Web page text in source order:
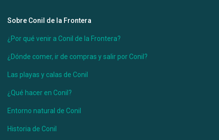
Sobre Conil de la Frontera
¿Por qué venir a Conil de la Frontera?
¿Dónde comer, ir de compras y salir por Conil?
Las playas y calas de Conil
¿Qué hacer en Conil?
Entorno natural de Conil
Historia de Conil